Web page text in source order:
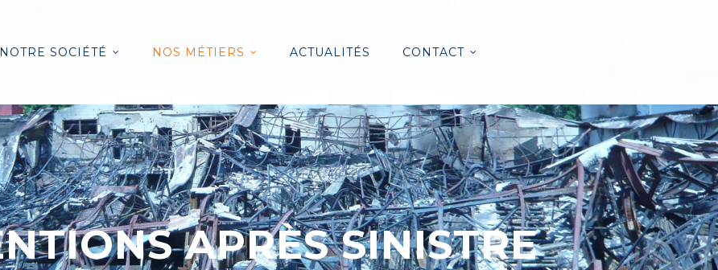
NOTRE SOCIÉTÉ NOS MÉTIERS ACTUALITÉS CONTACT
APRÈS SINISTRE